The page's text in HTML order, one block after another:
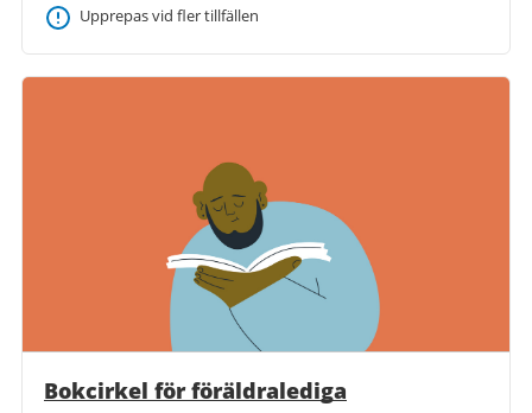
Upprepas vid fler tillfällen
Bokcirkel för föräldralediga